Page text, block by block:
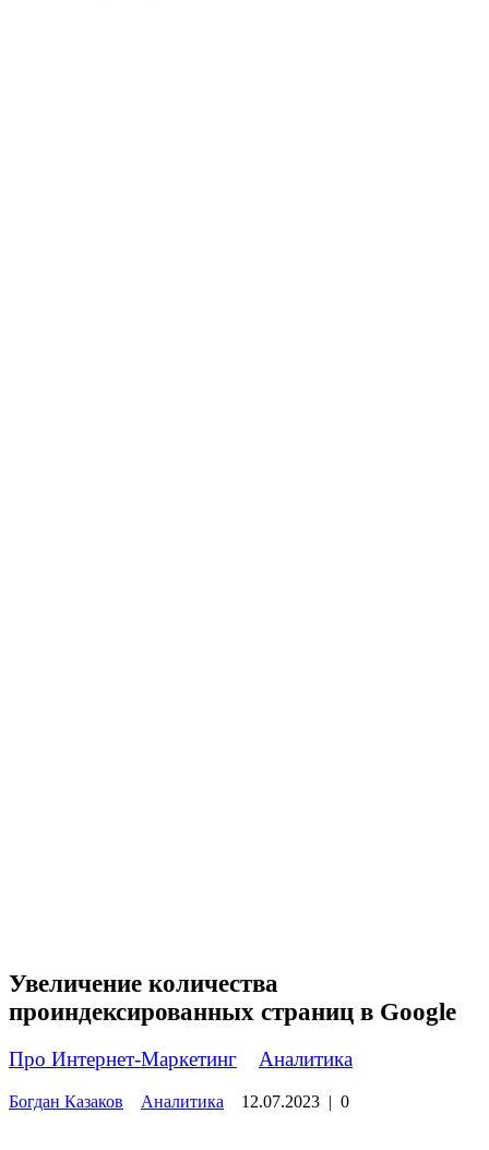
Увеличение количества
проиндексированных страниц в Google
Про Интернет-Маркетинг Аналитика
Богдан Казаков Аналитика 12.07.2023 | 0